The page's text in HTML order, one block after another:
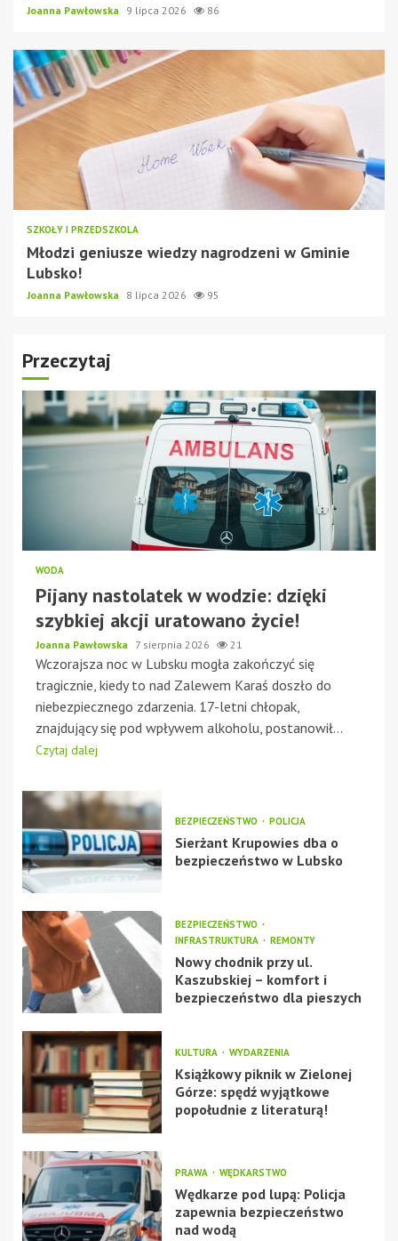
Joanna Pawłowska 9 lipca 2026 86
SZKOŁY I PRZEDSZKOLA
Młodzi geniusze wiedzy nagrodzeni w Gminie
Lubsko!
Joanna Pawłowska 8 lipca 2026 95
Przeczytaj
WODA
Pijany nastolatek w wodzie: dzięki
szybkiej akcji uratowano życie!
Joanna Pawłowska 7 sierpnia 2026 21
Wczorajsza noc w Lubsku mogła zakończyć się
tragicznie, kiedy to nad Zalewem Karaś doszło do
niebezpiecznego zdarzenia. 17-letni chłopak,
znajdujący się pod wpływem alkoholu, postanowił...
Czytaj dalej
BEZPIECZEŃSTWO POLICJA
Sierżant Krupowies dba o
bezpieczeństwo w Lubsko
BEZPIECZEŃSTWO
INFRASTRUKTURA
REMONTY
Nowy chodnik przy ul.
Kaszubskiej – komfort i
bezpieczeństwo dla pieszych
KULTURA WYDARZENIA
Książkowy piknik w Zielonej
Górze: spędź wyjątkowe
popołudnie z literaturą!
PRAWA WĘDKARSTWO
Wędkarze pod lupą: Policja
zapewnia bezpieczeństwo
nad wodą